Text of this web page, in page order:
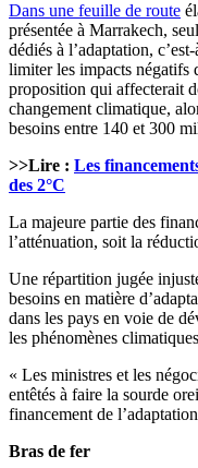
Dans une feuille de route
présentée à Marrakech,
dédiés à l’adaptation,
limiter les impacts négatifs
proposition qui affecterait
changement climatique,
besoins entre 140 et 300
>>Lire : Les
des 2°C
La majeure partie des
l’atténuation, soit la
Une répartition jugée
besoins en matière
dans les pays en voie de
les phénomènes
« Les ministres et les
entêtés à faire la sourde
financement de
Bras de fer